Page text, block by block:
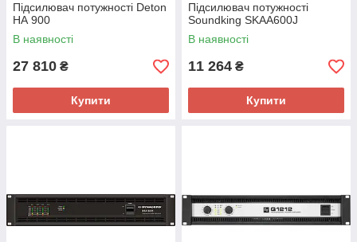
Підсилювач потужності Deton
НА 900
В наявності
27 810 ₴
Купити
Підсилювач потужності
Soundking SKAA600J
В наявності
11 264 ₴
Купити